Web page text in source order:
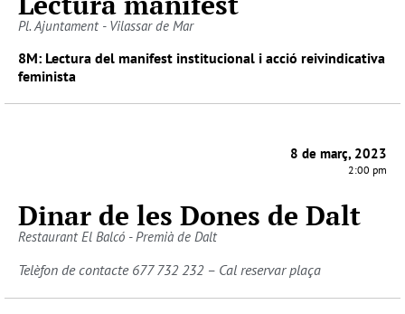
Pl. Ajuntament - Vilassar de Mar
8M: Lectura del manifest institucional i acció reivindicativa
feminista
8 de març, 2023
2:00 pm
Dinar de les Dones de Dalt
Restaurant El Balcó - Premià de Dalt
Telèfon de contacte 677 732 232 – Cal reservar plaça